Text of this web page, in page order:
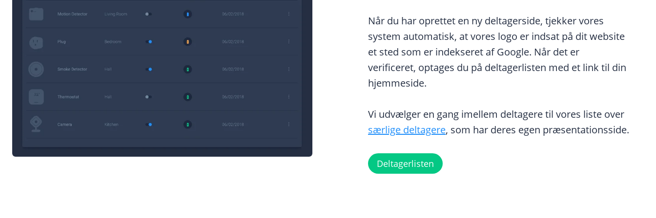
Når du har oprettet en ny deltagerside, tjekker vores
system automatisk, at vores logo er indsat på dit website
et sted som er indekseret af Google. Når det er
verificeret, optages du på deltagerlisten med et link til din
hjemmeside.
Vi udvælger en gang imellem deltagere til vores liste over
særlige deltagere, som har deres egen præsentationsside.
Deltagerlisten